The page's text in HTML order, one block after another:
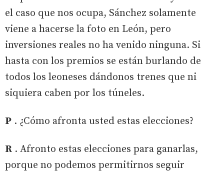
el caso que nos ocupa, Sánchez solamente
viene a hacerse la foto en León, pero
inversiones reales no ha venido ninguna. Si
hasta con los premios se están burlando de
todos los leoneses dándonos trenes que ni
siquiera caben por los túneles.
P . ¿Cómo afronta usted estas elecciones?
R . Afronto estas elecciones para ganarlas,
porque no podemos permitirnos seguir